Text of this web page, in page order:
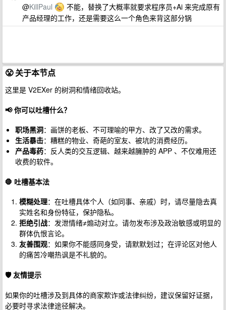
@KillPaul
不能，替换了大概率就要求程序员+Ai 来完成原有
产品经理的工作，还是需要这么一个角色来背这部分锅
😤 关于本节点
这里是 V2EXer 的树洞和情绪回收站。
📢 你可以吐槽什么？
职场黑洞：画饼的老板、不可理喻的甲方、改了又改的需求。
生活暴击：糟糕的物业、奇葩的室友、被坑的消费经历。
产品毒药：反人类的交互逻辑、越来越臃肿的 APP 、不仅难用还
收费的软件。
🛑 吐槽基本法
模糊处理：在吐槽具体个人（如同事、亲戚）时，请尽量隐去真
实姓名和身份特征，保护隐私。
拒绝引战：发泄情绪≠煽动对立。请勿发布涉及政治敏感或明显的
群体仇恨言论。
友善围观：如果你不能感同身受，请默默划过；在评论区对他人
的痛苦冷嘲热讽是不礼貌的。
🛡️ 友情提示
如果你的吐槽涉及到具体的商家欺诈或法律纠纷，建议保留好证据，
必要时寻求法律途径解决。